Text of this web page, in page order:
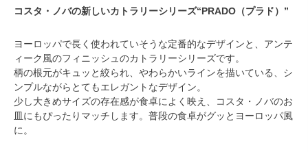
コスタ・ノバの新しいカトラリーシリーズ“PRADO（プラド）”
ヨーロッパで長く使われていそうな定番的なデザインと、アンテ
ィーク風のフィニッシュのカトラリーシリーズです。
柄の根元がキュッと絞られ、やわらかいラインを描いている、シ
ンプルながらとてもエレガントなデザイン。
少し大きめサイズの存在感が食卓によく映え、コスタ・ノバのお
皿にもぴったりマッチします。普段の食卓がグッとヨーロッパ風
に。